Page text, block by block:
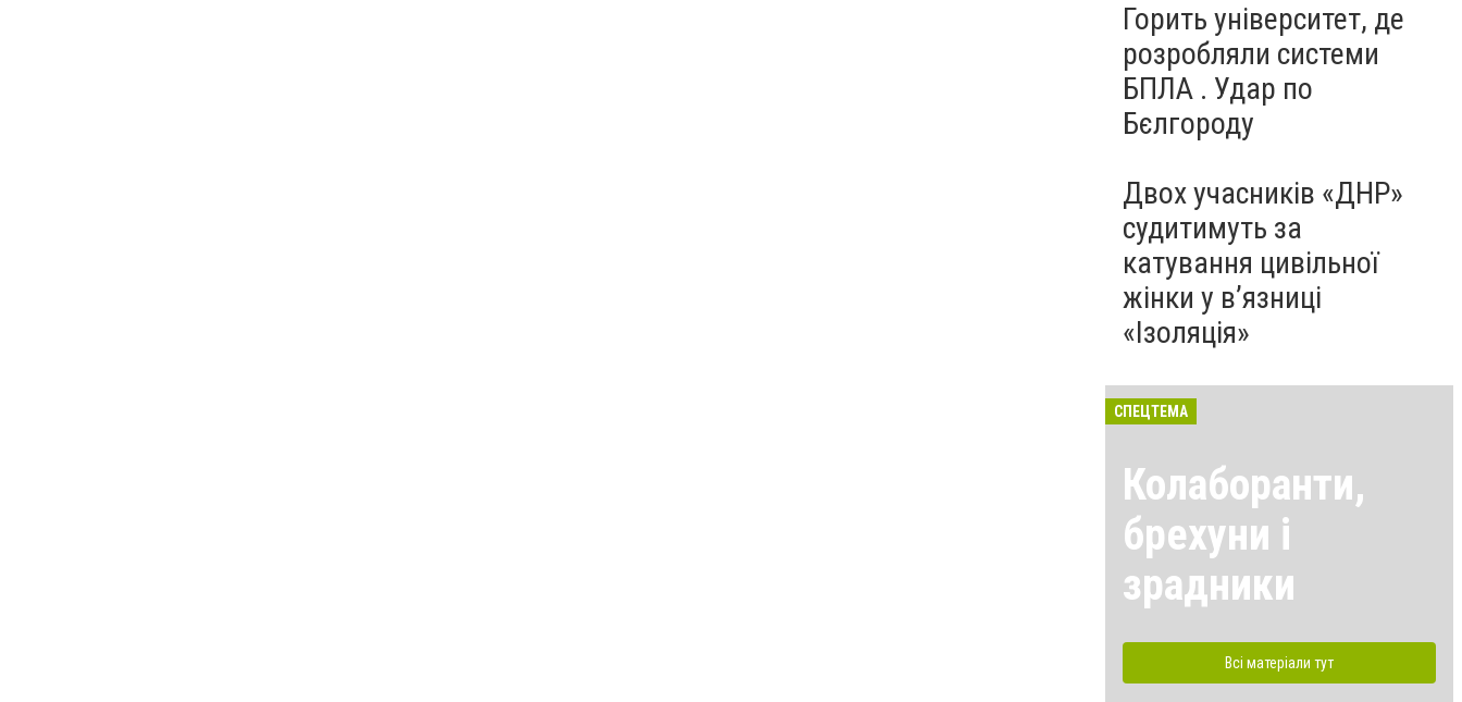
Горить університет, де
розробляли системи
БПЛА . Удар по
Бєлгороду
Двох учасників «ДНР»
судитимуть за
катування цивільної
жінки у в’язниці
«Ізоляція»
СПЕЦТЕМА
Колаборанти,
брехуни і
зрадники
Всі матеріали тут